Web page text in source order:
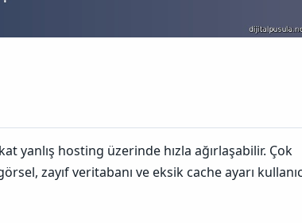
yanlış hosting üzerinde hızla ağırlaşabilir. Çok
zayıf veritabanı ve eksik cache ayarı